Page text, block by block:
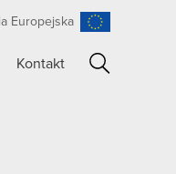
Europejska
Kontakt